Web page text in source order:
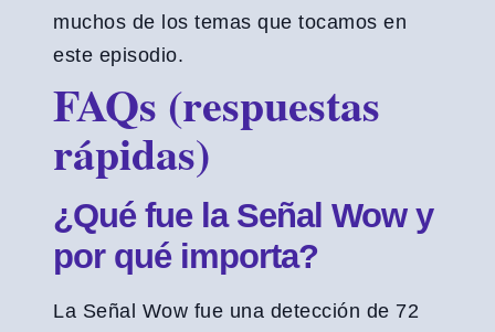
muchos de los temas que tocamos en
este episodio.
FAQs (respuestas
rápidas)
¿Qué fue la Señal Wow y
por qué importa?
La Señal Wow fue una detección de 72